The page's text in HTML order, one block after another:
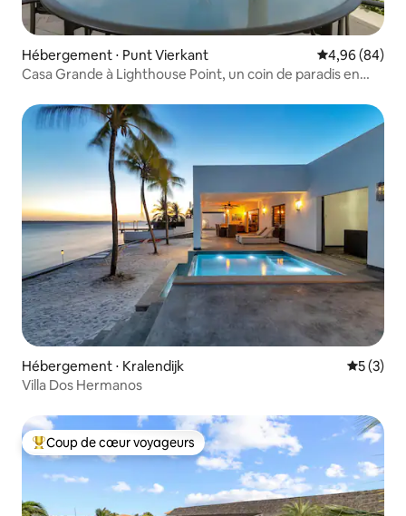
Hébergement ⋅ Punt Vierkant Évaluation
4,96 (84)
Casa Grande à Lighthouse Point, un coin de paradis en
Hébergement ⋅ Kralendijk
5 (3)
Villa Dos Hermanos
Coups de cœur voyageurs les plus appréciés
Coup de cœur voyageurs